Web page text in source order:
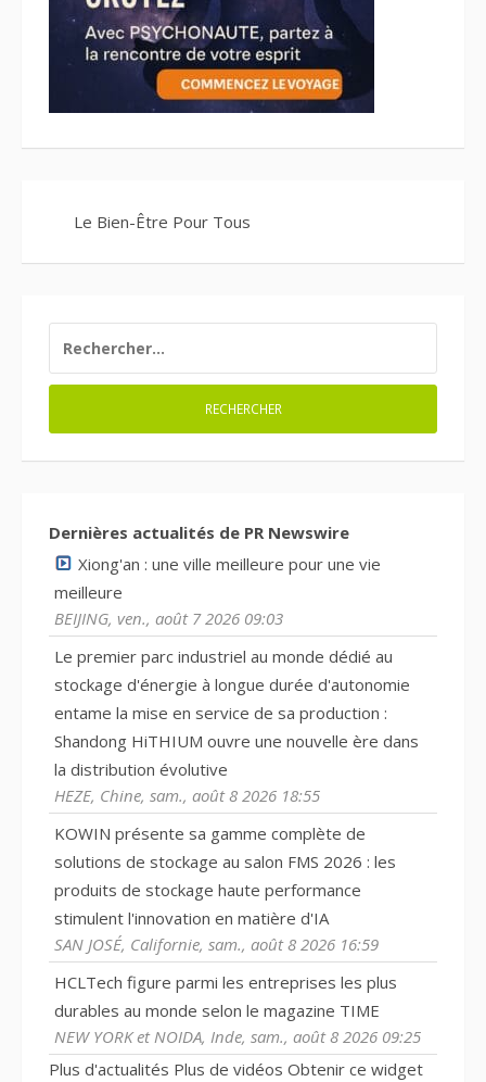
Le Bien-Être Pour Tous
Dernières actualités de PR Newswire
Xiong'an : une ville meilleure pour une vie
meilleure
BEIJING, ven., août 7 2026 09:03
Le premier parc industriel au monde dédié au
stockage d'énergie à longue durée d'autonomie
entame la mise en service de sa production :
Shandong HiTHIUM ouvre une nouvelle ère dans
la distribution évolutive
HEZE, Chine, sam., août 8 2026 18:55
KOWIN présente sa gamme complète de
solutions de stockage au salon FMS 2026 : les
produits de stockage haute performance
stimulent l'innovation en matière d'IA
SAN JOSÉ, Californie, sam., août 8 2026 16:59
HCLTech figure parmi les entreprises les plus
durables au monde selon le magazine TIME
NEW YORK et NOIDA, Inde, sam., août 8 2026 09:25
Plus d'actualités Plus de vidéos Obtenir ce widget